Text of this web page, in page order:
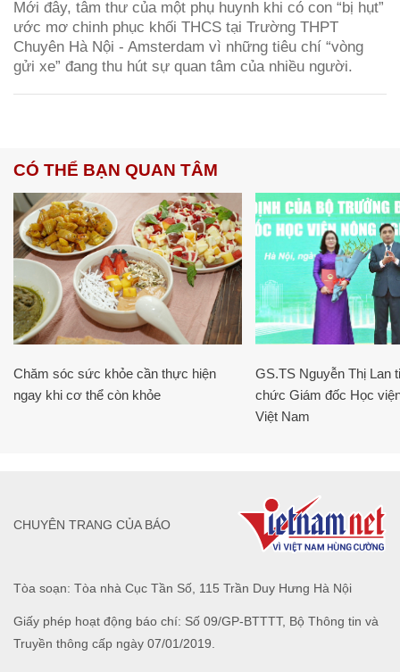
Mới đây, tâm thư của một phụ huynh khi có con “bị hụt”
ước mơ chinh phục khối THCS tại Trường THPT
Chuyên Hà Nội - Amsterdam vì những tiêu chí “vòng
gửi xe” đang thu hút sự quan tâm của nhiều người.
CÓ THỂ BẠN QUAN TÂM
Chăm sóc sức khỏe cần thực hiện
ngay khi cơ thể còn khỏe
GS.TS Nguyễn Thị Lan
chức Giám đốc Học
Việt Nam
Tòa soạn: Tòa nhà Cục Tần Số, 115 Trần Duy Hưng Hà Nội
Giấy phép hoạt động báo chí: Số 09/GP-BTTTT, Bộ Thông tin và
Truyền thông cấp ngày 07/01/2019.
CHUYÊN TRANG CỦA BÁO